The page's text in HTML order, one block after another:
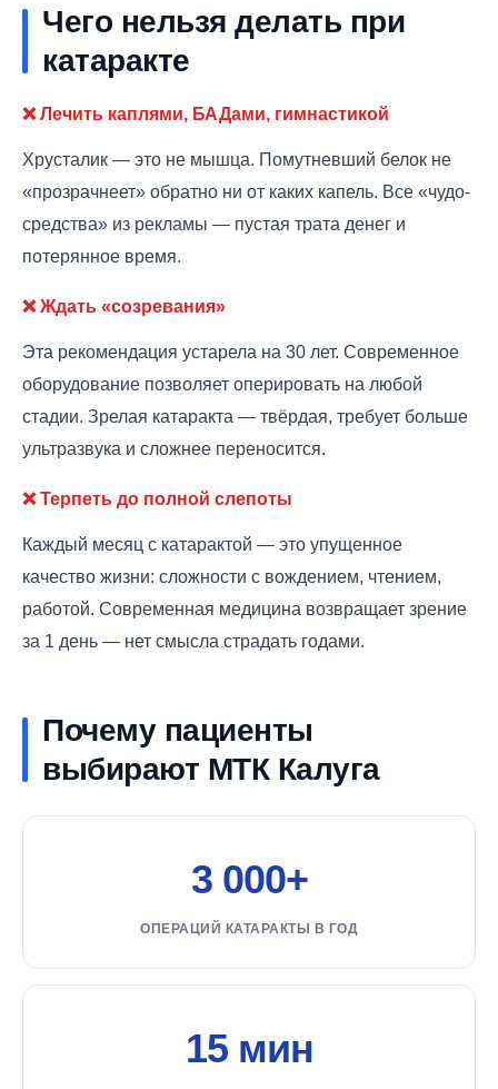
Чего нельзя делать при
катаракте
❌ Лечить каплями, БАДами, гимнастикой
Хрусталик — это не мышца. Помутневший белок не
«прозрачнеет» обратно ни от каких капель. Все «чудо-
средства» из рекламы — пустая трата денег и
потерянное время.
❌ Ждать «созревания»
Эта рекомендация устарела на 30 лет. Современное
оборудование позволяет оперировать на любой
стадии. Зрелая катаракта — твёрдая, требует больше
ультразвука и сложнее переносится.
❌ Терпеть до полной слепоты
Каждый месяц с катарактой — это упущенное
качество жизни: сложности с вождением, чтением,
работой. Современная медицина возвращает зрение
за 1 день — нет смысла страдать годами.
Почему пациенты
выбирают МТК Калуга
3 000+
ОПЕРАЦИЙ КАТАРАКТЫ В ГОД
15 мин